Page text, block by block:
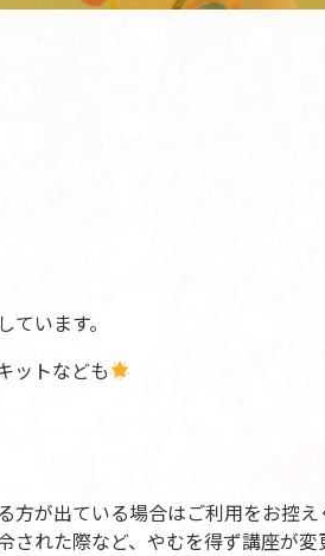
います。
ットなども
が出ている場合はご利用をお控え
れた際など、やむを得ず講座が